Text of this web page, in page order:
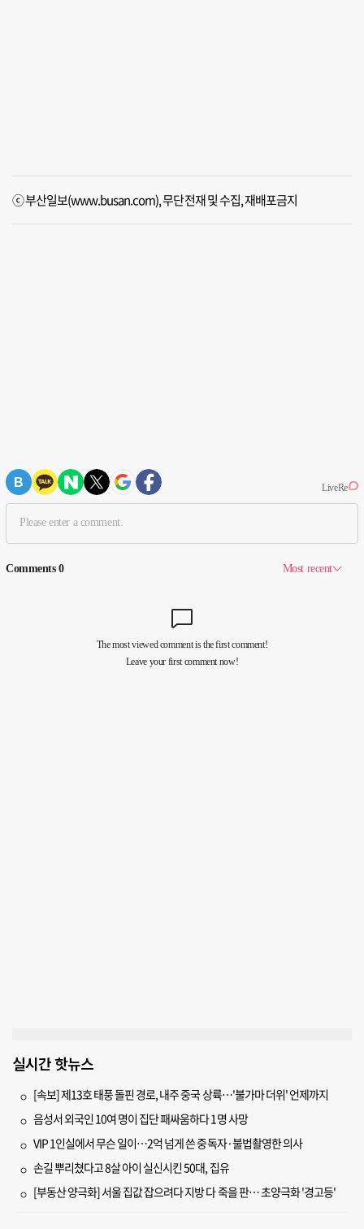
ⓒ 부산일보(www.busan.com), 무단전재 및 수집, 재배포금지
실시간 핫뉴스
[속보] 제13호 태풍 돌핀 경로, 내주 중국 상륙…'불가마 더위' 언제까지
음성서 외국인 10여 명이 집단 패싸움하다 1명 사망
VIP 1인실에서 무슨 일이…2억 넘게 쓴 중독자·불법촬영한 의사
손길 뿌리쳤다고 8살 아이 실신시킨 50대, 집유
[부동산 양극화] 서울 집값 잡으려다 지방 다 죽을 판… 초양극화 '경고등'